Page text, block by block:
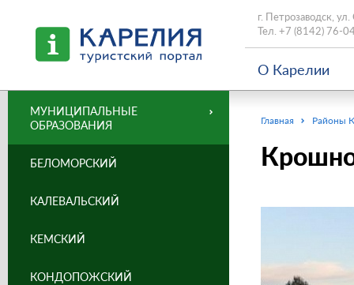
г. Петрозаводск,
Тел. +7 (8142) 76-
О Карелии
Главная Районы
МУНИЦИПАЛЬНЫЕ
ОБРАЗОВАНИЯ
БЕЛОМОРСКИЙ
КАЛЕВАЛЬСКИЙ
КЕМСКИЙ
КОНДОПОЖСКИЙ